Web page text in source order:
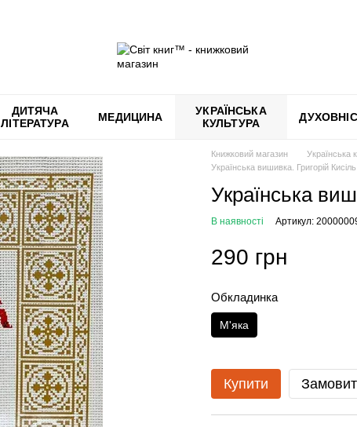
ДИТЯЧА
ЛІТЕРАТУРА
МЕДИЦИНА
УКРАЇНСЬКА
КУЛЬТУРА
Книжковий магазин Українська
Українська вишивка. Григорій Кисіль
Українська
В наявності Артикул:
290 грн
Обкладинка
М'яка
Купити